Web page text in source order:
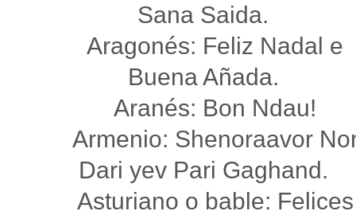
Sana Saida.
Aragonés: Feliz Nadal e
Buena Añada.
Aranés: Bon Ndau!
Armenio: Shenoraavor
Dari yev Pari Gaghand.
Asturiano o bable: Felices